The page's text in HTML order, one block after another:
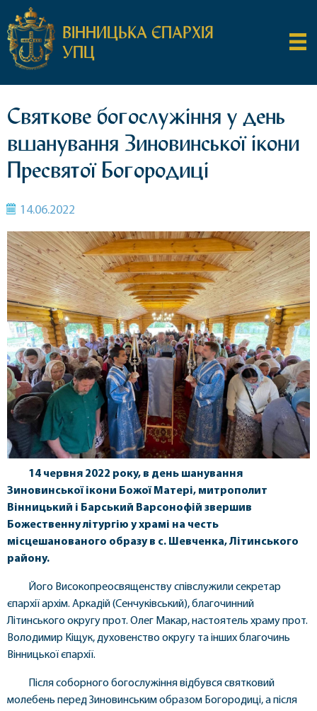
ВІННИЦЬКА ЄПАРХІЯ
УПЦ
Святкове богослужіння у день
вшанування Зиновинської ікони
Пресвятої Богородиці
14.06.2022
14 червня 2022 року, в день шанування
Зиновинської ікони Божої Матері, митрополит
Вінницький і Барський Варсонофій звершив
Божественну літургію у храмі на честь
місцешанованого образу в с. Шевченка, Літинського
району.
Його Високопреосвященству співслужили секретар
єпархії архім. Аркадій (Сенчуківський), благочинний
Літинського округу прот. Олег Макар, настоятель храму прот.
Володимир Кіщук, духовенство округу та інших благочинь
Вінницької єпархії.
Після соборного богослужіння відбувся святковий
молебень перед Зиновинським образом Богородиці, а після